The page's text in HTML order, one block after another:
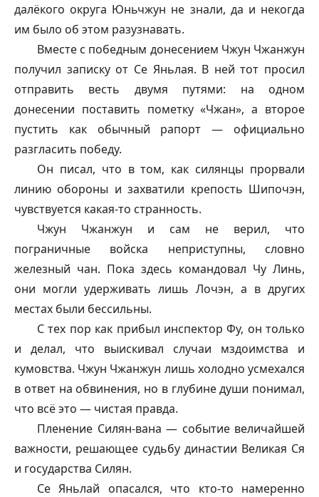
далёкого округа Юньчжун не знали, да и некогда
им было об этом разузнавать.
Вместе с победным донесением Чжун Чжанжун
получил записку от Се Яньлая. В ней тот просил
отправить весть двумя путями: на одном
донесении поставить пометку «Чжан», а второе
пустить как обычный рапорт — официально
разгласить победу.
Он писал, что в том, как силянцы прорвали
линию обороны и захватили крепость Шипочэн,
чувствуется какая-то странность.
Чжун Чжанжун и сам не верил, что
пограничные войска неприступны, словно
железный чан. Пока здесь командовал Чу Линь,
они могли удерживать лишь Лочэн, а в других
местах были бессильны.
С тех пор как прибыл инспектор Фу, он только
и делал, что выискивал случаи мздоимства и
кумовства. Чжун Чжанжун лишь холодно усмехался
в ответ на обвинения, но в глубине души понимал,
что всё это — чистая правда.
Пленение Силян-вана — событие величайшей
важности, решающее судьбу династии Великая Ся
и государства Силян.
Се Яньлай опасался, что кто-то намеренно